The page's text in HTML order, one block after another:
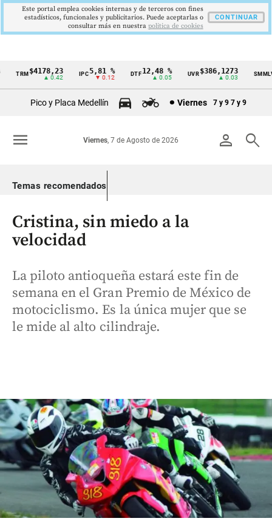
Cintillo
Colombia
TRM$4178,23
▲ 0.42
5,81 %
▼ 0.12
DTF12,48 %
▲ 0.05
UVR$386,1273
▲ 0.03
SMMLV
Pico y Placa Medellín Viernes 7 y 9 7 y 9
person search
Viernes, 7 de Agosto de 2026
menu
Temas recomendados
Cristina, sin miedo a la
velocidad
La piloto antioqueña estará este fin de
semana en el Gran Premio de México de
motociclismo. Es la única mujer que se
le mide al alto cilindraje.
Este portal emplea cookies internas y de terceros con fines
estadísticos, funcionales y publicitarios. Puede aceptarlas o
consultar más en nuestra politica de cookies
CONTINUAR